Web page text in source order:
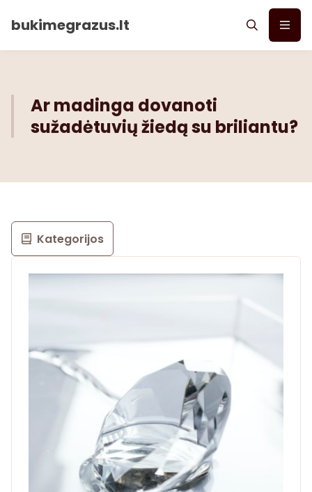
bukimegrazus.lt
Ar madinga dovanoti
sužadėtuvių žiedą su briliantu?
Kategorijos